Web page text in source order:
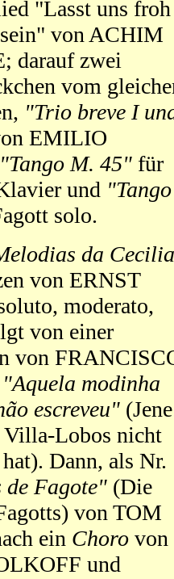
"Lasst uns froh
von ACHIM
darauf zwei
vom
"Trio breve I
EMILIO
"Tango M. 45"für
und "Tango
solo.
da
von ERNST
moderato,
von einer
von
"Aquela modinha
escreveu"(Jene
Lobos nicht
Dann, als Nr.
de Fagote"(Die
von TOM
ein Chorovon
und